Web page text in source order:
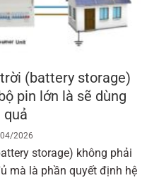
(battery storage)
pin lớn là sẽ dùng
quả
2026
storage) không phải
mà là phần quyết định hệ